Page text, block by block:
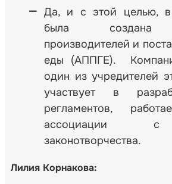
Да, и с этой целью,
была создана
производителей и
еды (АППГЕ).
один из учредителей
участвует в
регламентов,
ассоциации с
законотворчества.
Лилия Корнакова: